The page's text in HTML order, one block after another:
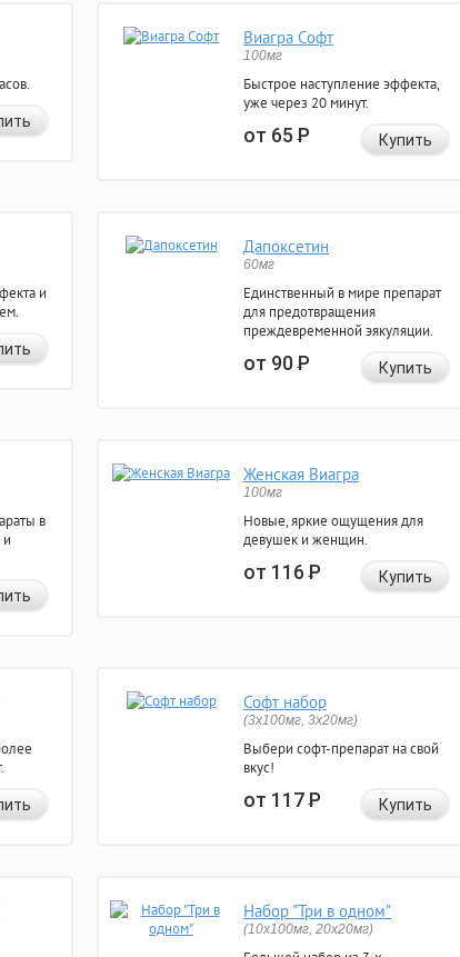
Виагра Софт
100мг
Быстрое наступление эффекта,
уже через 20 минут.
от 65Р Купить
и
Дапоксетин
60мг
Единственный в мире препарат
для предотвращения
преждевременной эякуляции.
от 90Р Купить
в
Женская Виагра
100мг
Новые, яркие ощущения для
девушек и женщин.
от 116Р Купить
Софт набор
(3x100мг, 3x20мг)
Выбери софт-препарат на свой
вкус!
от 117Р Купить
Набор "Три в одном"
(10x100мг, 20x20мг)